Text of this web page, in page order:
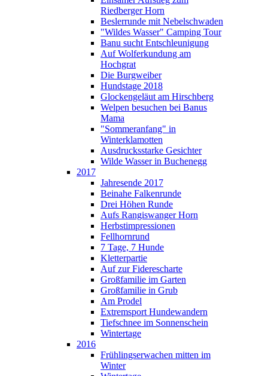
Riedberger Horn
Beslerrunde mit Nebelschwaden
"Wildes Wasser" Camping Tour
Banu sucht Entschleunigung
Auf Wolferkundung am
Hochgrat
Die Burgweiber
Hundstage 2018
Glockengeläut am Hirschberg
Welpen besuchen bei Banus
Mama
"Sommeranfang" in
Winterklamotten
Ausdrucksstarke Gesichter
Wilde Wasser in Buchenegg
2017
Jahresende 2017
Beinahe Falkenrunde
Drei Höhen Runde
Aufs Rangiswanger Horn
Herbstimpressionen
Fellhornrund
7 Tage, 7 Hunde
Kletterpartie
Auf zur Fiderescharte
Großfamilie im Garten
Großfamilie in Grub
Am Prodel
Extremsport Hundewandern
Tiefschnee im Sonnenschein
Wintertage
2016
Frühlingserwachen mitten im
Winter